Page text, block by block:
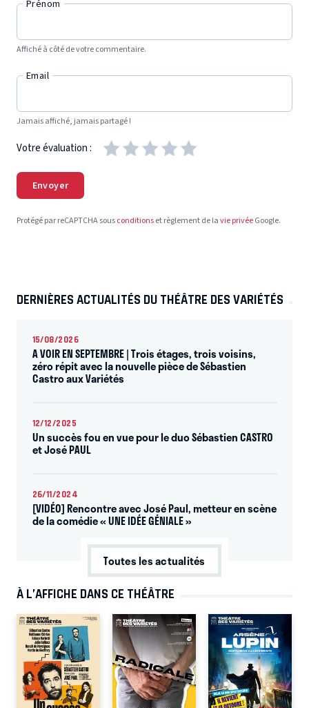
Prénom
Affiché à côté de votre commentaire.
Email
Jamais affiché, jamais partagé !
Votre évaluation :
Envoyer
Protégé par reCAPTCHA sousconditionset règlement de lavie privéeGoogle.
DERNIÈRES ACTUALITÉS DU THÉÂTRE DES VARIÉTÉS
15/08/2026
A VOIR EN SEPTEMBRE | Trois étages, trois voisins,
zéro répit avec la nouvelle pièce de Sébastien
Castro aux Variétés
12/12/2025
Un succès fou en vue pour le duo Sébastien CASTRO
et José PAUL
26/11/2024
[VIDÉO] Rencontre avec José Paul, metteur en scène
de la comédie « UNE IDÉE GÉNIALE »
Toutes les actualités
À L’AFFICHE DANS CE THÉÂTRE